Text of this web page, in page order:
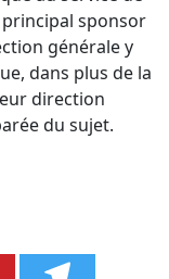
principal sponsor
générale y
dans plus de la
direction
du sujet.